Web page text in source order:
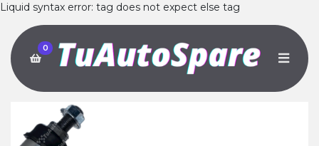
Liquid syntax error: tag does not expect else tag
0